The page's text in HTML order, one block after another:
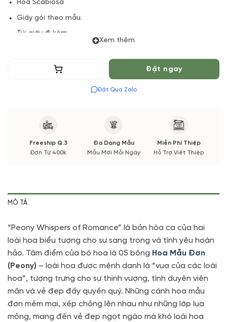
Hoa Scabiosa
Giấy gói theo mẫu.
Túi giấy đi kèm.
đảm bảo phong cách cắm, tone màu sắc.
Nếu có thay đổi về Hoa phụ và thời gian giao sẽ được thông
Xem thêm
Thêm vào giỏ Đặt ngay
Đặt Qua Zalo
Freeship Q.3
Đơn Từ 400k
Đa Dạng Mẫu
Mẫu Mới Mỗi Ngày
Miễn Phí Thiệp
Hỗ Trợ Viết Thiệp
MÔ TẢ
“Peony Whispers of Romance” là bản hòa ca của hai
loài hoa biểu tượng cho sự sang trọng và tình yêu hoàn
hảo. Tâm điểm của bó hoa là 05 bông Hoa Mẫu Đơn
(Peony) – loài hoa được mệnh danh là “vua của các loài
hoa”, tượng trưng cho sự thịnh vượng, tình duyên viên
mãn và vẻ đẹp đầy quyền quý. Những cánh hoa mẫu
đơn mềm mại, xếp chồng lên nhau như những lớp lụa
mỏng, mang đến vẻ đẹp ngọt ngào mà khó loài hoa